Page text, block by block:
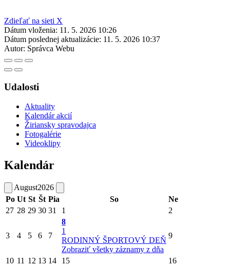
Zdieľať na sieti X
Dátum vloženia: 11. 5. 2026 10:26
Dátum poslednej aktualizácie: 11. 5. 2026 10:37
Autor: Správca Webu
Udalosti
Aktuality
Kalendár akcií
Žiriansky spravodajca
Fotogalérie
Videoklipy
Kalendár
August2026
Po Ut St Št Pia So
Ne
27 28 29 30 31 1 2
3 4 5 6 7
8
1
RODINNÝ ŠPORTOVÝ DEŇ
Zobraziť všetky záznamy z dňa
9
10 11 12 13 14 15
16